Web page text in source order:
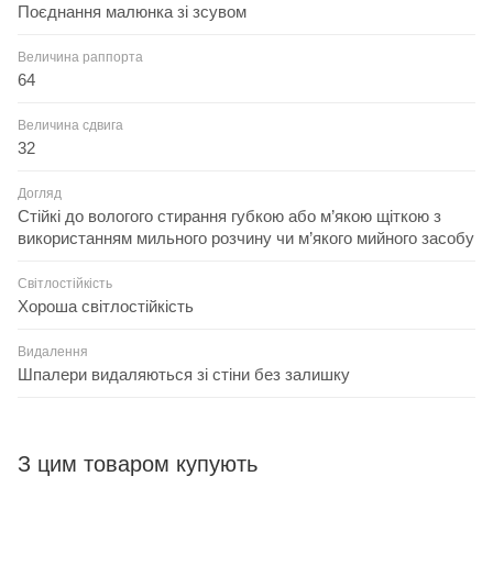
Поєднання малюнка зі зсувом
Величина раппорта
64
Величина сдвига
32
Догляд
Стійкі до вологого стирання губкою або м’якою щіткою з
використанням мильного розчину чи м’якого мийного засобу
Світлостійкість
Хороша світлостійкість
Видалення
Шпалери видаляються зі стіни без залишку
З цим товаром купують